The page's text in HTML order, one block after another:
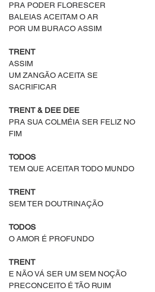
PRA PODER FLORESCER
BALEIAS ACEITAM O AR
POR UM BURACO ASSIM
TRENT
ASSIM
UM ZANGÃO ACEITA SE
SACRIFICAR
TRENT & DEE DEE
PRA SUA COLMÉIA SER FELIZ NO
FIM
TODOS
TEM QUE ACEITAR TODO MUNDO
TRENT
SEM TER DOUTRINAÇÃO
TODOS
O AMOR É PROFUNDO
TRENT
E NÃO VÁ SER UM SEM NOÇÃO
PRECONCEITO É TÃO RUIM